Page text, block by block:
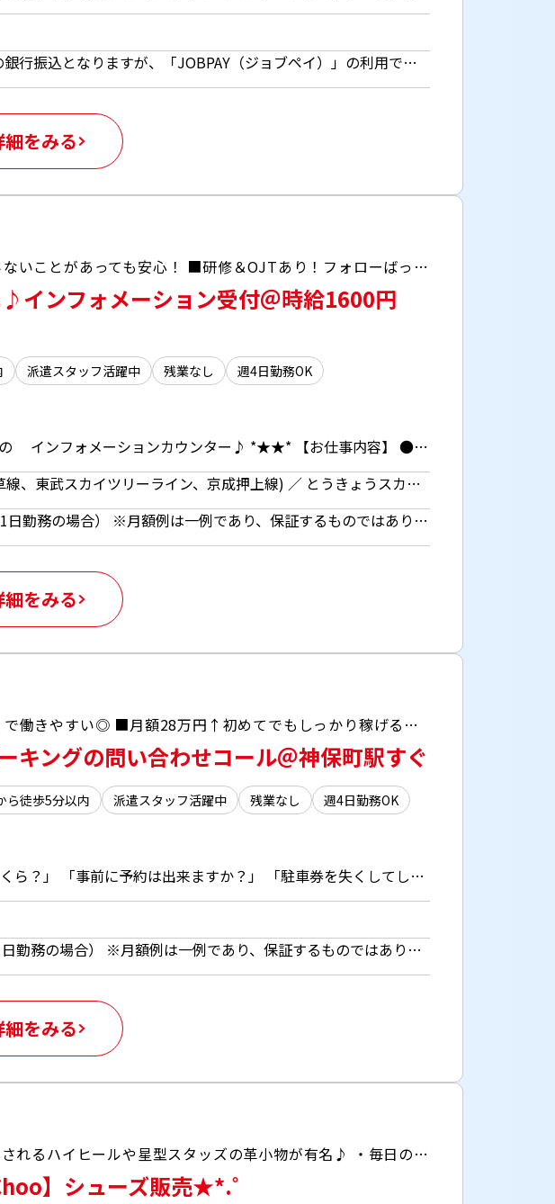
時給1226円 ■日払いOK（所定労働時間の80％迄） ■給与は月1回の銀行振込となりますが、「JOBPAY（ジョブペイ）」の利用で就業当日に給料相当額の一部をセブン銀行や三菱UFJ銀行、コンビニ等のATMから受け取る事が可能です！※受取タイミングは自由だから週1回や月2回などの使い方もOK！ ◎『JOBPAY』はマイページにてカード発行手続き完了後より利用可能です♪ ⇒詳しくはお仕事紹介時に担当者までご相談ください
細をみる
＼世界中から人が集まるスカイツリーで働こう♪／ ■チームで行うから分からないことがあっても安心！ ■研修＆OJTあり！フォローばっちりな環境＾＾
インフォメーション受付＠時給1600円
派遣スタッフ活躍中 残業なし
週4日勤務OK
東京ソラマチでの受付スタッフ *★―――――――――――――――★* 東京スカイツリータウンの インフォメーションカウンター♪ *★―――――――――――――――★* 【お仕事内容】 ●お客様からのお問い合わせ対応 例） 「トイレはどこですか？」 「〇〇のお店は何階にありますか？」など →店舗の場所やチケット購入方法 周辺の観光スポット・交通アクセス など ●その他 └落とし物や迷子の受付 └館内アナウンス ⇒イベントの案内や車両の呼び出し など □■━━━━━【ここがPOINT】━━━━━■□ ＊英語スキル不問！コミュ力を活かせる！ →モチロン英語を使いたい、学びたい方も歓迎◎ ＊期間限定ワーク！次の仕事の繋ぎで働ける♪
東京都 墨田区 押上駅 徒歩3分 (東京メトロ半蔵門線、都営地下鉄浅草線、東武スカイツリーライン、京成押上線) ／ とうきょうスカイツリー駅 徒歩3分 ( 東武スカイツリーライン)
時給1600円 【月額例】25万2000円+交通費 （時給1600円×7.5h×21日勤務の場合） ※月額例は一例であり、保証するものではありません。 ◆週払い（規定あり）利用OK！※ご本人様からお仕事紹介時に申請があった場合のみ適用（初回2ヵ月間のみ、以降月払い制。マイナンバー＆扶養控除申告書の提出が必要です。）
細をみる
＼要件を聞く！マニュアルを見る！お答えするだけ♪／ ■「完全週休二日制」で働きやすい◎ ■月額28万円↑初めてでもしっかり稼げる＾＾
キングの問い合わせコール＠神保町駅すぐ
ら徒歩5分以内 派遣スタッフ活躍中 残業なし
週4日勤務OK
コインパーキング利用に関するコールセンター 例： 「駐車料金はいくら？」 「事前に予約は出来ますか？」 「駐車券を失くしてしまった…」 「精算機からおつりが出てこないです」など ＊マニュアルを見ながら回答するだけ！ ＊その他データ入力など （インカム使用） ＼ 専門的な知識は不要◎ ／ 1ヶ月間、研修がしっかりあるので安心してスタート♪
時給1700円 【月額例】28万5600円＋交通費 （時給1700円×8h×21日勤務の場合） ※月額例は一例であり、保証するものではありません。 ◆週払い（規定あり）利用OK！※ご本人様からお仕事紹介時に申請があった場合のみ適用（初回2ヵ月間のみ、以降月払い制。マイナンバー＆扶養控除申告書の提出が必要です。）
細をみる
＼アパレル未経験OK！何らかの販売経験があれば応募OK♪／ ・魔法の靴と称されるハイヒールや星型スタッズの革小物が有名♪ ・毎日の洋服に困らない♪制服着用での勤務！
】シューズ販売★*.゜